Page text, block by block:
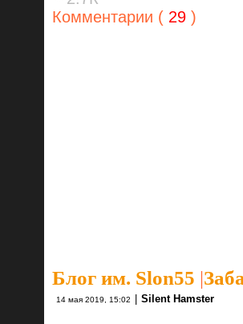
Комментарии ( 29 )
Блог им. Slon55 |
14 мая 2019, 15:02 | Silent Hamster